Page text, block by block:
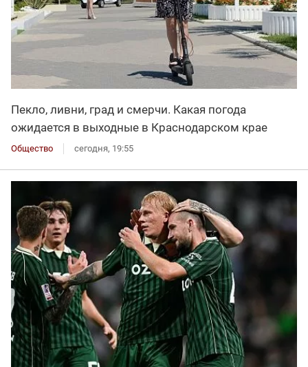
Пекло, ливни, град и смерчи. Какая погода
ожидается в выходные в Краснодарском крае
Общество сегодня, 19:55